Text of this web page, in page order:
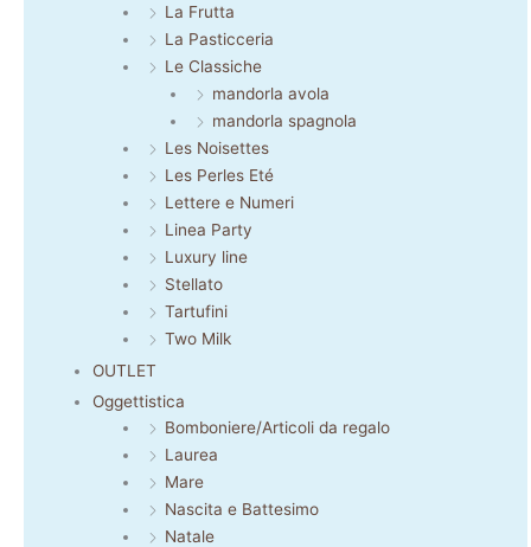
La Frutta
La Pasticceria
Le Classiche
mandorla avola
mandorla spagnola
Les Noisettes
Les Perles Eté
Lettere e Numeri
Linea Party
Luxury line
Stellato
Tartufini
Two Milk
OUTLET
Oggettistica
Bomboniere/Articoli da regalo
Laurea
Mare
Nascita e Battesimo
Natale